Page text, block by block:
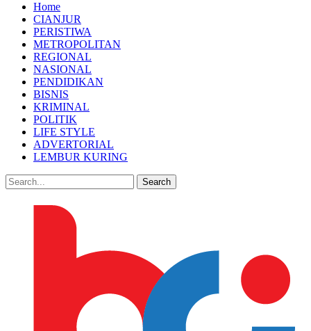
Home
CIANJUR
PERISTIWA
METROPOLITAN
REGIONAL
NASIONAL
PENDIDIKAN
BISNIS
KRIMINAL
POLITIK
LIFE STYLE
ADVERTORIAL
LEMBUR KURING